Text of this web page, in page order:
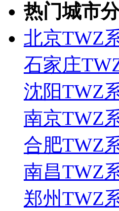
热门城市
北京TWZ
石家庄
沈阳TWZ
南京TWZ
合肥TWZ
南昌TWZ
郑州TWZ